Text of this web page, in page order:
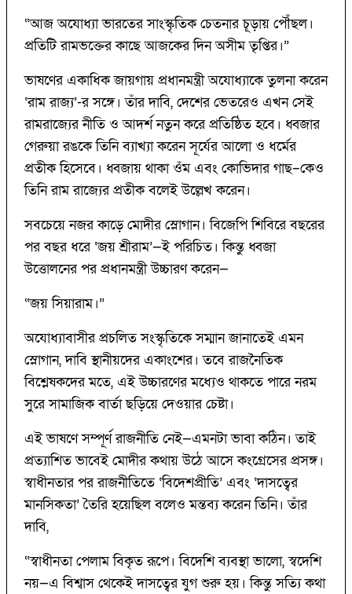
“আজ অযোধ্যা ভারতের সাংস্কৃতিক চেতনার চূড়ায় পৌঁছল।
প্রতিটি রামভক্তের কাছে আজকের দিন অসীম তৃপ্তির।”
ভাষণের একাধিক জায়গায় প্রধানমন্ত্রী অযোধ্যাকে তুলনা করেন
‘রাম রাজ্য’-র সঙ্গে। তাঁর দাবি, দেশের ভেতরেও এখন সেই
রামরাজ্যের নীতি ও আদর্শ নতুন করে প্রতিষ্ঠিত হবে। ধ্বজার
গেরুয়া রঙকে তিনি ব্যাখ্যা করেন সূর্যের আলো ও ধর্মের
প্রতীক হিসেবে। ধ্বজায় থাকা ওঁম এবং কোভিদার গাছ–কেও
তিনি রাম রাজ্যের প্রতীক বলেই উল্লেখ করেন।
সবচেয়ে নজর কাড়ে মোদীর স্লোগান। বিজেপি শিবিরে বছরের
পর বছর ধরে ‘জয় শ্রীরাম’—ই পরিচিত। কিন্তু ধ্বজা
উত্তোলনের পর প্রধানমন্ত্রী উচ্চারণ করেন—
“জয় সিয়ারাম।”
অযোধ্যাবাসীর প্রচলিত সংস্কৃতিকে সম্মান জানাতেই এমন
স্লোগান, দাবি স্থানীয়দের একাংশের। তবে রাজনৈতিক
বিশ্লেষকদের মতে, এই উচ্চারণের মধ্যেও থাকতে পারে নরম
সুরে সামাজিক বার্তা ছড়িয়ে দেওয়ার চেষ্টা।
এই ভাষণে সম্পূর্ণ রাজনীতি নেই—এমনটা ভাবা কঠিন। তাই
প্রত্যাশিত ভাবেই মোদীর কথায় উঠে আসে কংগ্রেসের প্রসঙ্গ।
স্বাধীনতার পর রাজনীতিতে ‘বিদেশপ্রীতি’ এবং ‘দাসত্বের
মানসিকতা’ তৈরি হয়েছিল বলেও মন্তব্য করেন তিনি। তাঁর
দাবি,
“স্বাধীনতা পেলাম বিকৃত রূপে। বিদেশি ব্যবস্থা ভালো, স্বদেশি
নয়—এ বিশ্বাস থেকেই দাসত্বের যুগ শুরু হয়। কিন্তু সত্যি কথা